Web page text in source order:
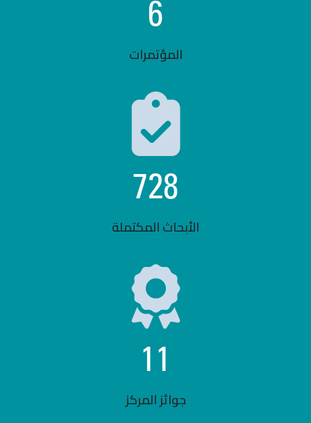
6
المؤتمرات
728
الأبحاث المكتملة
11
جوائز المركز